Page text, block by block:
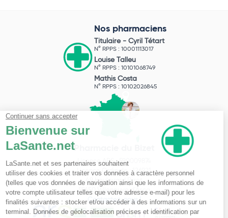
Nos pharmaciens
Titulaire - Cyril Tétart
N° RPPS : 10001113017
Louise Talleu
N° RPPS : 10101068749
Mathis Costa
N° RPPS : 10102026845
Pharmacie du Bizet
Licence ARS : 590009874
Licence Ordinale : 126921
49 boulevard Bizet
59650 Villeneuve d'Ascq
Contactez-nous !